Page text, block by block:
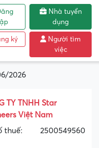
ký
Nhà tuyển
dụng
Người tìm
việc
2026
TY TNHH Star
Việt Nam
thuế:
2500549560